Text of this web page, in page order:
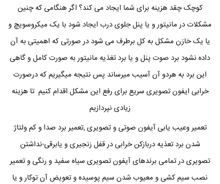
کوچک چقد هزینه برای شما ایجاد می کند؟ اگر هنگامی که چنین
مشکلات در مانیتور و یا پنل جلوی درب ایجاد شود با یک میکروسویچ و
یا یک خازن مشکل به کل برطرف می شود در صورتی که اهمیتی به آن
داده نشود برد صوت پنل و یا برد تغذیه مانیتور به صورت کامل و گاهی
این برد به هردو آن آسیب میرساند پس نتیجه میگیریم که درصورت
خرابی ایفون تصویری سریع برای رفع این مشکل اقدام کنیم تا هزینه
زیادی نپردازیم
تعمیر وعیب یابی آیفون صوتی و تصویری ,تعمیر برد صدا و کم ولتاژ
شدن برد تعذیه دربازکن خرابی در قفل زنجیری و یابرقی-نداشتن
تصویری در تمامی برندهای آیفون تصویری سیاه سفید و رنگی و تعمیر
نصب سیم کشی و معیوب شدن سیم پوسیده و تعویض آن توکار و یا